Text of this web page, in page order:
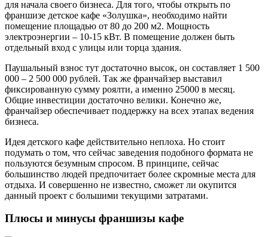
для начала своего бизнеса. Для того, чтобы открыть по
франшизе детское кафе «Золушка», необходимо найти
помещение площадью от 80 до 200 м2. Мощность
электроэнергии – 10-15 кВт. В помещение должен быть
отдельный вход с улицы или торца здания.
Паушальный взнос тут достаточно высок, он составляет 1 500
000 – 2 500 000 рублей. Так же франчайзер выставил
фиксированную сумму роялти, а именно 25000 в месяц.
Общие инвестиции достаточно велики. Конечно же,
франчайзер обеспечивает поддержку на всех этапах ведения
бизнеса.
Идея детского кафе действительно неплоха. Но стоит
подумать о том, что сейчас заведения подобного формата не
пользуются безумным спросом. В принципе, сейчас
большинство людей предпочитает более скромные места для
отдыха. И совершенно не известно, сможет ли окупится
данный проект с большими текущими затратами.
Плюсы и минусы франшизы кафе